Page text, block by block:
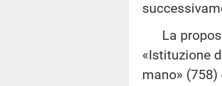
La
«Istituzione
mano»